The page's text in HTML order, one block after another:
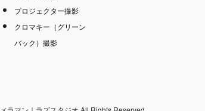
プロジェクター撮影
クロマキー（グリーン
バック）撮影